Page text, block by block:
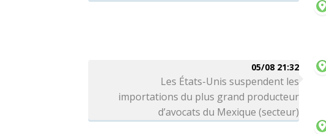
05/08 21:32
Les États-Unis suspendent les
importations du plus grand producteur
d’avocats du Mexique (secteur)